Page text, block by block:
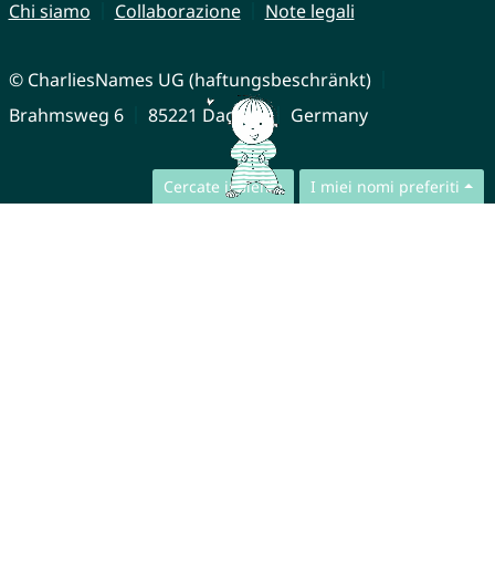
Cercate insieme I miei nomi preferiti
Chi siamo
Collaborazione Note legali
© CharliesNames UG (haftungsbeschränkt)
Brahmsweg 6
85221 Dachau Germany